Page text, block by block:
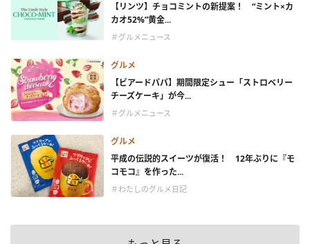
【リンツ】チョコミントの新提案！ “ミント×カ
カオ52%”黄金...
＃グルメニュース
グルメ
【ビアードパパ】期間限定シュー「ストロベリー
チーズケーキ」が今...
＃グルメニュース
グルメ
平成の伝説的スイーツが復活！ 12年ぶりに『モ
コモコ』を作った...
＃わたしのグルメ日記